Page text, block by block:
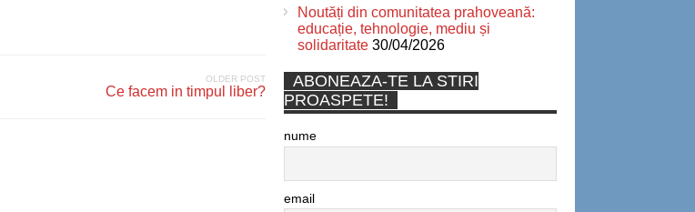
OLDER POST
Ce facem in timpul liber?
Noutăți din comunitatea prahoveană:
educație, tehnologie, mediu și
solidaritate 30/04/2026
ABONEAZA-TE LA STIRI
PROASPETE!
nume
email